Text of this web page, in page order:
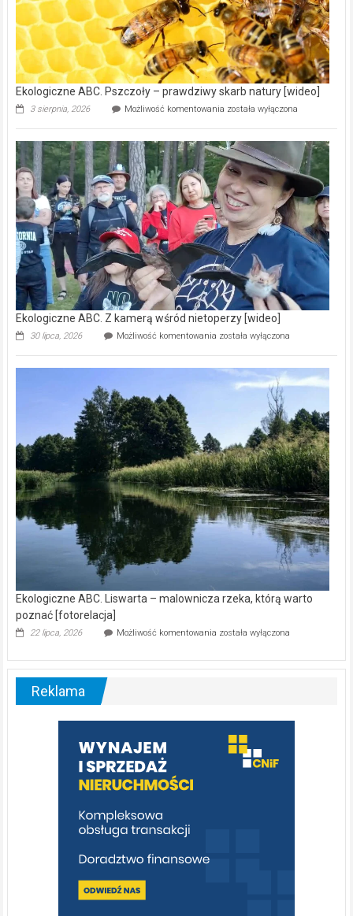
na
modernizację
oczyszczalni
ścieków
[wideo]
Ekologiczne ABC. Pszczoły – prawdziwy skarb natury [wideo]
3 sierpnia, 2026 Możliwość komentowania Ekologiczne
–
prawdziwy
skarb
natury
[wideo]
została wyłączona
Ekologiczne ABC. Z kamerą wśród nietoperzy [wideo]
30 lipca, 2026 Możliwość komentowania Ekologiczne
kamerą
wśród
została wyłączona
Ekologiczne ABC. Liswarta – malownicza rzeka, którą warto
poznać [fotorelacja]
22 lipca, 2026 Możliwość komentowania Ekologiczne
–
warto
poznać
[fotorelacja]
została wyłączona
Reklama